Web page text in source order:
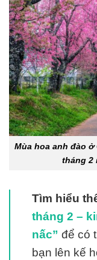
Mùa hoa anh đào
tháng 2
Tìm hiểu
tháng 2 –
nấc” để có
bạn lên kế